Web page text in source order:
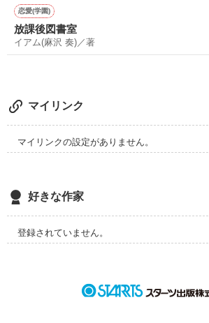
番外編の続きも気になります♪
恋愛(学園)
放課後図書室
イアム(麻沢 奏)／著
マイリンク
マイリンクの設定がありません。
好きな作家
登録されていません。